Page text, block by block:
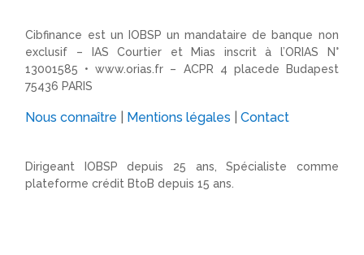
Cibfinance est un IOBSP un mandataire de banque non
exclusif – IAS Courtier et Mias inscrit à l’ORIAS N°
13001585 •www.orias.fr – ACPR 4 placede Budapest
75436 PARIS
Nous connaître Mentions légales |Contact
Dirigeant IOBSP depuis 25 ans, Spécialiste comme
plateforme crédit BtoB depuis 15 ans.